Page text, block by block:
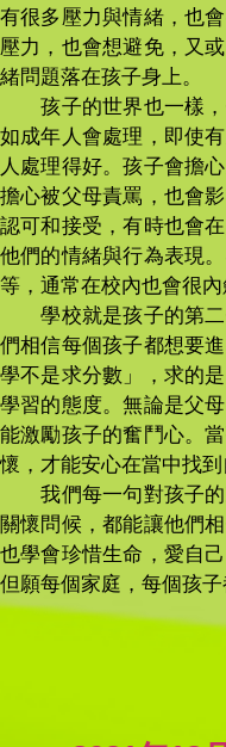
有很多壓力與情緒，也
壓力，也會想避免，又
緒問題落在孩子身上。
孩子的世界也一樣，
如成年人會處理，即使
人處理得好。孩子會擔
擔心被父母責罵，也會
認可和接受，有時也會
他們的情緒與行為表現
等，通常在校內也會很
學校就是孩子的第二
們相信每個孩子都想要
學不是求分數」，求的
學習的態度。無論是父
能激勵孩子的奮鬥心。
懷，才能安心在當中找
我們每一句對孩子的
關懷問候，都能讓他們
也學會珍惜生命，愛自
但願每個家庭，每個孩子